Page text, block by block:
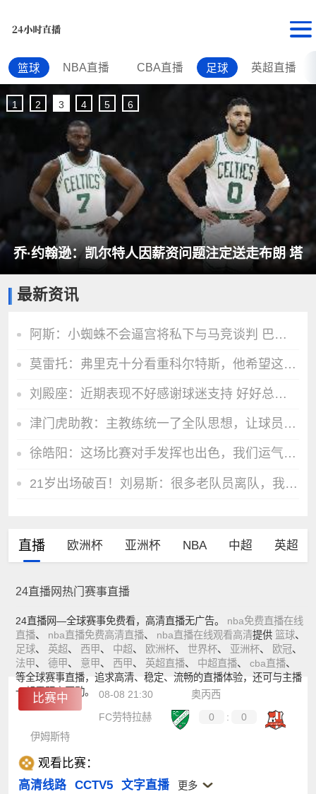
篮球 NBA直播 CBA直播 足球 英超直播
乔·约翰逊：凯尔特人因薪资问题注定送走布朗 塔
1 2 3 4 5 6
最新资讯
阿斯：小蜘蛛不会逼宫将私下与马竞谈判 巴萨最新报价逼近1.2亿欧
莫雷托：弗里克十分看重科尔特斯，他希望这名小将能够留在巴萨
刘殿座：近期表现不好感谢球迷支持 好好总结希望能尽快脱离低谷
津门虎助教：主教练统一了全队思想，让球员继续保持对胜利的渴望
徐皓阳：这场比赛对手发挥也出色，我们运气更好把握住了进球机会
21岁出场破百！刘易斯：很多老队员离队，我都成曼城资深球员了
直播 欧洲杯 亚洲杯 NBA 中超 英超
24直播网热门赛事直播
24直播网—全球赛事免费看，高清直播无广告。 nba免费直播在线
直播、 nba直播免费高清直播、 nba直播在线观看高清提供 篮球、
足球、 英超、 西甲、 中超、 欧洲杯、 世界杯、 亚洲杯、 欧冠、
法甲、 德甲、 意甲、 西甲、 英超直播、 中超直播、 cba直播、
等全球赛事直播，追求高清、稳定、流畅的直播体验，还可与主播
一起零距离互动。
比赛中 08-08 21:30
奥丙西
FC劳特拉赫
0 :
0
伊姆斯特
观看比赛：
高清线路
CCTV5 文字直播 更多